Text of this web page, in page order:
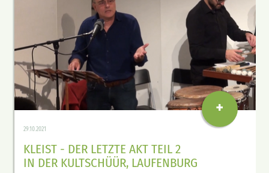
29.10.2021
KLEIST - DER LETZTE AKT TEIL 2
IN DER KULTSCHÜÜR, LAUFENBURG
+